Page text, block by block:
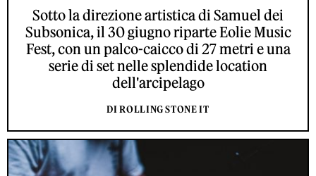
Sotto la direzione artistica di Samuel dei
Subsonica, il 30 giugno riparte Eolie Music
Fest, con un palco-caicco di 27 metri e una
serie di set nelle splendide location
dell'arcipelago
DI ROLLING STONE IT